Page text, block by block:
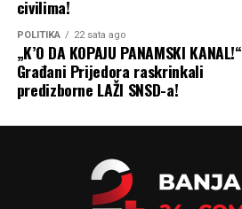
civilima!
POLITIKA 22 sata ago
„K’O DA KOPAJU PANAMSKI KANAL!“
Građani Prijedora raskrinkali
predizborne LAŽI SNSD-a!